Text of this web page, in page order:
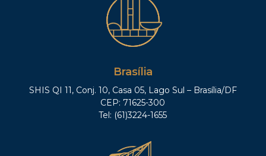
Brasília
SHIS QI 11, Conj. 10, Casa 05, Lago Sul – Brasília/DF
CEP: 71625-300
Tel: (61)3224-1655